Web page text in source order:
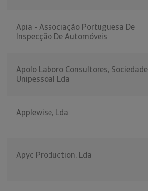
Apia - Associação Portuguesa De
Inspecção De Automóveis
Apolo Laboro Consultores, Sociedade
Unipessoal Lda
Applewise, Lda
Apyc Production, Lda